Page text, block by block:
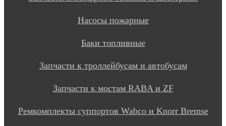
Насосы пожарные
Баки топливные
Запчасти к троллейбусам и автобусам
Запчасти к мостам RABA и ZF
Ремкомплекты суппортов Wabco и Knorr Bremse